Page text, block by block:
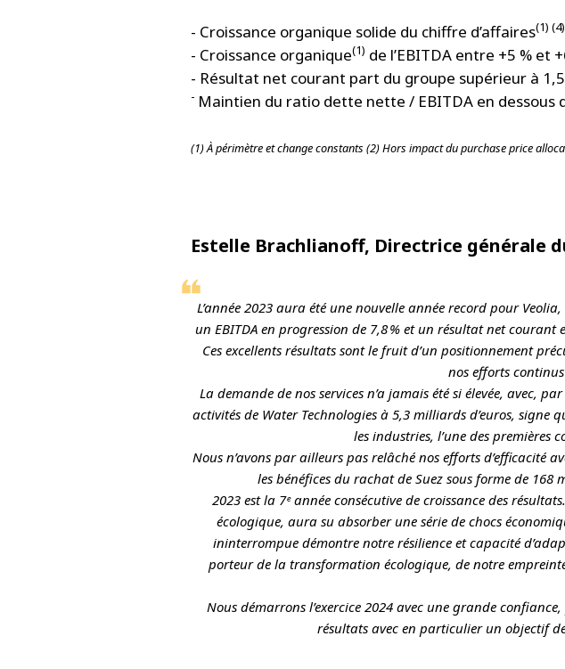
- Croissance organique solide du chiffre d’affaires(1) (4)
- Croissance organique(1) de l’EBITDA entre +5 % et
- Résultat net courant part du groupe supérieur à
- Maintien du ratio dette nette / EBITDA en dessous
(1) À périmètre et change constants (2) Hors impact du purchase price
Estelle Brachlianoff, Directrice générale
L’année 2023 aura été une nouvelle année record pour
un EBITDA en progression de 7,8 % et un résultat net
Ces excellents résultats sont le fruit d’un positionnement
nos efforts
La demande de nos services n’a jamais été si élevée, avec,
activités de Water Technologies à 5,3 milliards d’euros, signe
les industries, l’une des premières
Nous n’avons par ailleurs pas relâché nos efforts d’efficacité
les bénéfices du rachat de Suez sous forme de 168
2023 est la 7ᵉ année consécutive de croissance des
écologique, aura su absorber une série de chocs
ininterrompue démontre notre résilience et capacité
porteur de la transformation écologique, de notre
Nous démarrons l’exercice 2024 avec une grande
résultats avec en particulier un objectif